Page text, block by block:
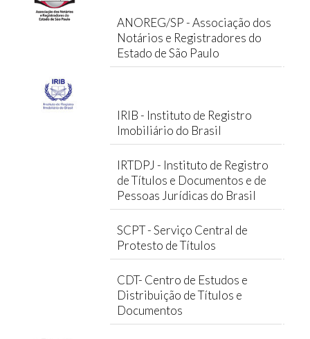
ANOREG/SP - Associação dos
Notários e Registradores do
Estado de São Paulo
IRIB - Instituto de Registro
Imobiliário do Brasil
IRTDPJ - Instituto de Registro
de Títulos e Documentos e de
Pessoas Jurídicas do Brasil
SCPT - Serviço Central de
Protesto de Títulos
CDT- Centro de Estudos e
Distribuição de Títulos e
Documentos